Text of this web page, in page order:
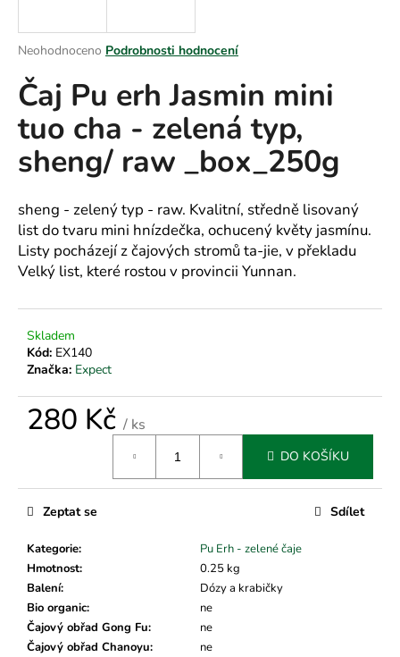
Průměrné
produktu
je
0,0
z
hvězdiček.
Neohodnoceno Podrobnosti hodnocení
Čaj Pu erh Jasmin mini
tuo cha - zelená typ,
sheng/ raw _box_250g
sheng - zelený typ - raw. Kvalitní, středně lisovaný
list do tvaru mini hnízdečka, ochucený květy jasmínu.
Listy pocházejí z čajových stromů ta-jie, v překladu
Velký list, které rostou v provincii Yunnan.
Skladem
Kód: EX140
Značka: Expect
280 Kč / ks
DO KOŠÍKU
Kategorie:
Pu Erh - zelené čaje
Hmotnost:
0.25 kg
Balení:
Dózy a krabičky
Bio organic:
ne
Čajový obřad Gong Fu:
ne
Čajový obřad Chanoyu:
ne
Zeptat se Sdílet
j
t
?
HLEDAT
o
o
č